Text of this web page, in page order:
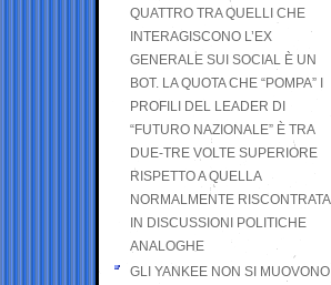
QUATTRO TRA QUELLI CHE
INTERAGISCONO L’EX
GENERALE SUI SOCIAL È UN
BOT. LA QUOTA CHE “POMPA” I
PROFILI DEL LEADER DI
“FUTURO NAZIONALE” È TRA
DUE-TRE VOLTE SUPERIORE
RISPETTO A QUELLA
NORMALMENTE RISCONTRATA
IN DISCUSSIONI POLITICHE
ANALOGHE
GLI YANKEE NON SI MUOVONO